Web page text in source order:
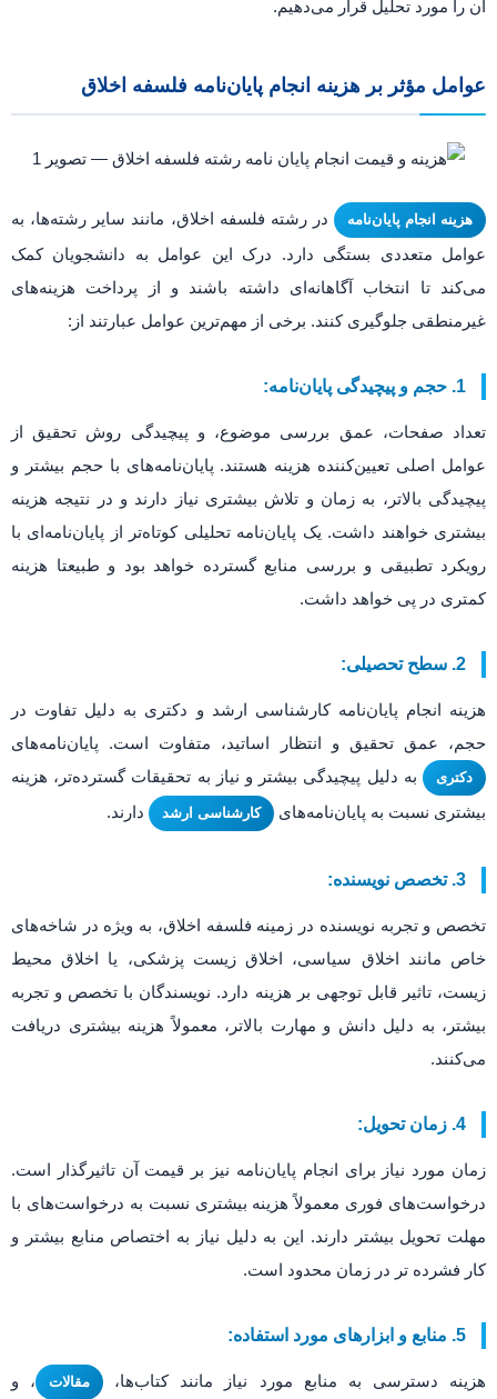
آن را مورد تحلیل قرار می‌دهیم.
عوامل مؤثر بر هزینه انجام پایان‌نامه فلسفه اخلاق
هزینه انجام پایان‌نامه
در رشته فلسفه اخلاق، مانند سایر رشته‌ها، به
عوامل متعددی بستگی دارد. درک این عوامل به دانشجویان کمک
می‌کند تا انتخاب آگاهانه‌ای داشته باشند و از پرداخت هزینه‌های
غیرمنطقی جلوگیری کنند. برخی از مهم‌ترین عوامل عبارتند از:
1. حجم و پیچیدگی پایان‌نامه:
تعداد صفحات، عمق بررسی موضوع، و پیچیدگی روش تحقیق از
عوامل اصلی تعیین‌کننده هزینه هستند. پایان‌نامه‌های با حجم بیشتر و
پیچیدگی بالاتر، به زمان و تلاش بیشتری نیاز دارند و در نتیجه هزینه
بیشتری خواهند داشت. یک پایان‌نامه تحلیلی کوتاه‌تر از پایان‌نامه‌ای با
رویکرد تطبیقی و بررسی منابع گسترده خواهد بود و طبیعتا هزینه
کمتری در پی خواهد داشت.
2. سطح تحصیلی:
هزینه انجام پایان‌نامه کارشناسی ارشد و دکتری به دلیل تفاوت در
حجم، عمق تحقیق و انتظار اساتید، متفاوت است. پایان‌نامه‌های
دکتری
به دلیل پیچیدگی بیشتر و نیاز به تحقیقات گسترده‌تر، هزینه
بیشتری نسبت به پایان‌نامه‌های
کارشناسی ارشد دارند.
3. تخصص نویسنده:
تخصص و تجربه نویسنده در زمینه فلسفه اخلاق، به ویژه در شاخه‌های
خاص مانند اخلاق سیاسی، اخلاق زیست پزشکی، یا اخلاق محیط
زیست، تاثیر قابل توجهی بر هزینه دارد. نویسندگان با تخصص و تجربه
بیشتر، به دلیل دانش و مهارت بالاتر، معمولاً هزینه بیشتری دریافت
می‌کنند.
4. زمان تحویل:
زمان مورد نیاز برای انجام پایان‌نامه نیز بر قیمت آن تاثیرگذار است.
درخواست‌های فوری معمولاً هزینه بیشتری نسبت به درخواست‌های با
مهلت تحویل بیشتر دارند. این به دلیل نیاز به اختصاص منابع بیشتر و
کار فشرده تر در زمان محدود است.
5. منابع و ابزارهای مورد استفاده:
هزینه دسترسی به منابع مورد نیاز مانند کتاب‌ها، مقالات
، و